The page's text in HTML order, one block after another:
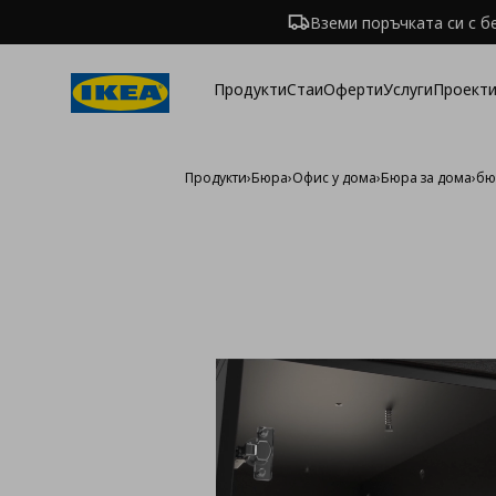
Вземи поръчката си с
ПродуктиСтаиОфертиУслуги
Продукти›Бюра›Офис у дома›Бюра за дома›